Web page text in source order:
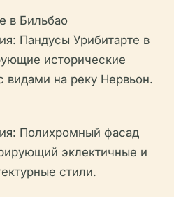
Пандусы Урибитарте в
исторические
видами на реку Нервьон.
Полихромный фасад
эклектичные и
стили.